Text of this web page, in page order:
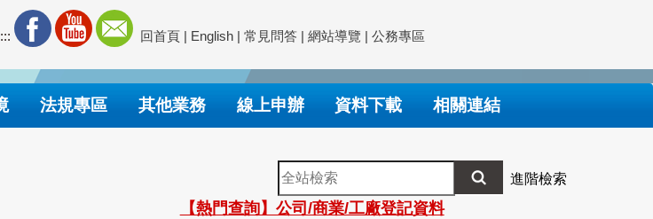
::: 回首頁 | English | 常見問答 | 網站導覽 | 公務專區
法規專區 其他業務 線上申辦 資料下載 相關連結
全
站
檢
進階檢索
【熱門查詢】公司/商業/工廠登記資料